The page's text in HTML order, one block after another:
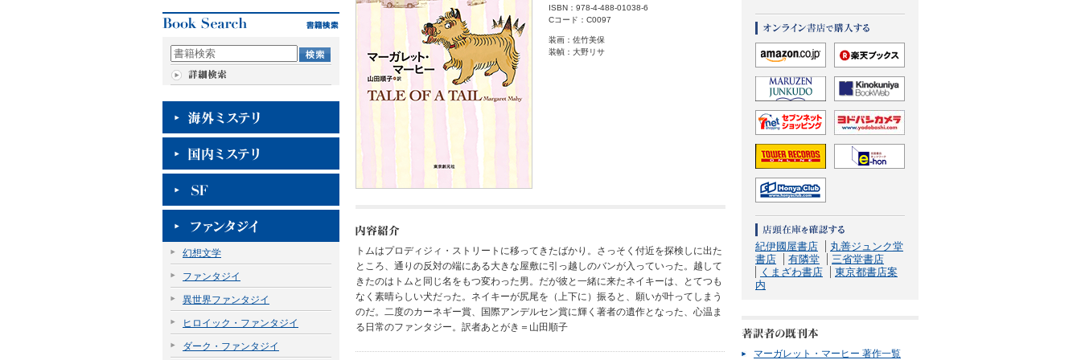
幻想文学
ファンタジイ
異世界ファンタジイ
ヒロイック・ファンタジイ
ダーク・ファンタジイ
紀伊國屋書店
丸善ジュンク堂
書店
有隣堂
三省堂書店
くまざわ書店
東京都書店案
内
マーガレット・マーヒー 著作一覧
ISBN：978-4-488-01038-6
Cコード：C0097
装画：佐竹美保
装幀：大野リサ
トムはプロディジィ・ストリートに移ってきたばかり。さっそく付近を探検しに出た
ところ、通りの反対の端にある大きな屋敷に引っ越しのバンが入っていった。越して
きたのはトムと同じ名をもつ変わった男。だが彼と一緒に来たネイキーは、とてつも
なく素晴らしい犬だった。ネイキーが尻尾を（上下に）振ると、願いが叶ってしまう
のだ。二度のカーネギー賞、国際アンデルセン賞に輝く著者の遺作となった、心温ま
る日常のファンタジー。訳者あとがき＝山田順子